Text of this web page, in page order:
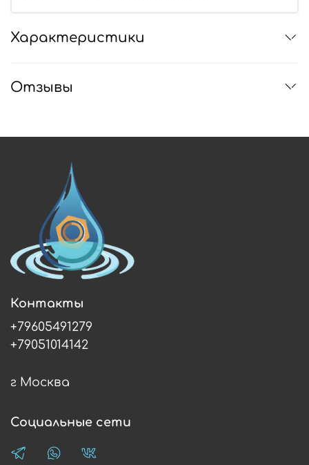
Характеристики
Отзывы
Контакты
+79605491279
+79051014142
г Москва
Социальные сети